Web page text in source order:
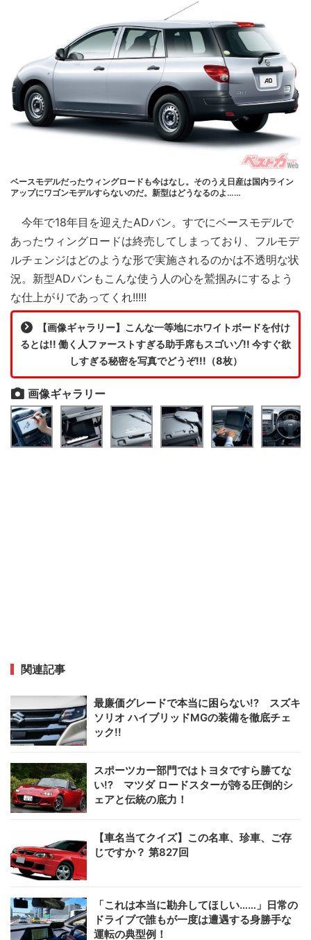
ベースモデルだったウィングロードも今はなし。そのうえ日産は国内ライン
アップにワゴンモデルすらないのだ。新型はどうなるのよ……
今年で18年目を迎えたADバン。すでにベースモデルで
あったウィングロードは終売してしまっており、フルモデ
ルチェンジはどのような形で実施されるのかは不透明な状
況。新型ADバンもこんな使う人の心を鷲掴みにするよう
な仕上がりであってくれ!!!!!
【画像ギャラリー】こんな一等地にホワイトボードを付け
るとは!! 働く人ファーストすぎる助手席もスゴいゾ!! 今すぐ欲
しすぎる秘密を写真でどうぞ!!!（8枚）
画像ギャラリー
関連記事
最廉価グレードで本当に困らない!? スズキ
ソリオ ハイブリッドMGの装備を徹底チェ
ック!!
スポーツカー部門ではトヨタですら勝てな
い!? マツダ ロードスターが誇る圧倒的シ
ェアと伝統の底力！
【車名当てクイズ】この名車、珍車、ご存
じですか？ 第827回
「これは本当に勘弁してほしい……」日常の
ドライブで誰もが一度は遭遇する身勝手な
運転の典型例！